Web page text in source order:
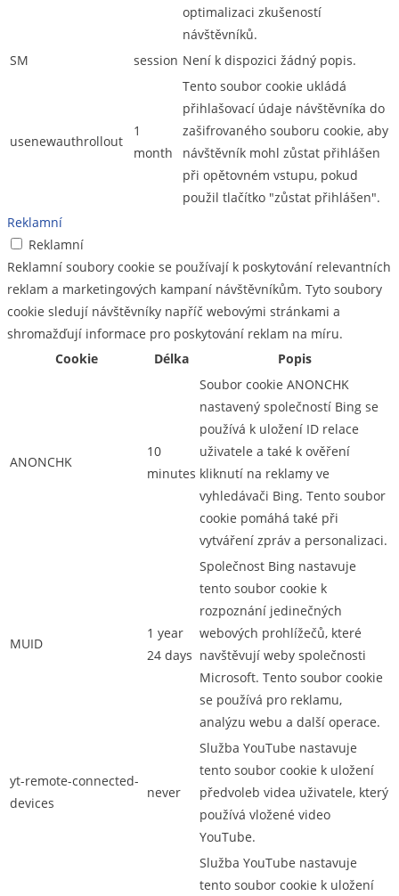
optimalizaci zkušeností
návštěvníků.
SM
session Není k dispozici žádný popis.
usenewauthrollout
1
month
Tento soubor cookie ukládá
přihlašovací údaje návštěvníka do
zašifrovaného souboru cookie, aby
návštěvník mohl zůstat přihlášen
při opětovném vstupu, pokud
použil tlačítko "zůstat přihlášen".
Reklamní
Reklamní
Reklamní soubory cookie se používají k poskytování relevantních
reklam a marketingových kampaní návštěvníkům. Tyto soubory
cookie sledují návštěvníky napříč webovými stránkami a
shromažďují informace pro poskytování reklam na míru.
Cookie
Délka Popis
ANONCHK
10
minutes
Soubor cookie ANONCHK
nastavený společností Bing se
používá k uložení ID relace
uživatele a také k ověření
kliknutí na reklamy ve
vyhledávači Bing. Tento soubor
cookie pomáhá také při
vytváření zpráv a personalizaci.
MUID
1 year
24 days
Společnost Bing nastavuje
tento soubor cookie k
rozpoznání jedinečných
webových prohlížečů, které
navštěvují weby společnosti
Microsoft. Tento soubor cookie
se používá pro reklamu,
analýzu webu a další operace.
yt-remote-connected-
devices
never
Služba YouTube nastavuje
tento soubor cookie k uložení
předvoleb videa uživatele, který
používá vložené video
YouTube.
Služba YouTube nastavuje
tento soubor cookie k uložení